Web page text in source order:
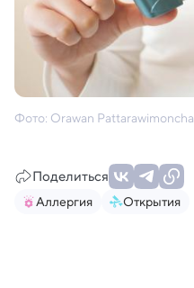
Фото: Orawan
Поделиться
Аллергия Открытия